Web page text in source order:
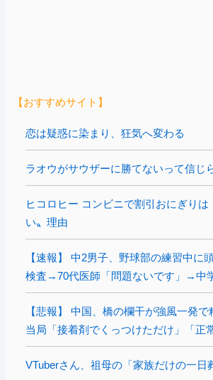
【おすすめサイト】
恋は疑惑に染まり、狂気へ変わる
ラオウがサウザーに勝てないって信じ
ヒコロヒー コンビニで割引おにぎりは
い〟理由
【速報】 中2男子、野球部の練習中に
検査→70代医師「問題ないです」→中
【悲報】 中国、橋の欄干が強風一発
当局「接着剤でくっつけただけ」「正
VTuberさん、祖母の「家族だけの一日